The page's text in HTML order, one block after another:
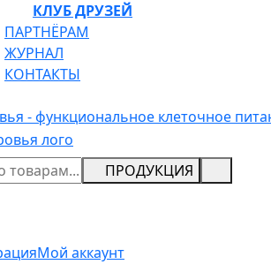
КЛУБ ДРУЗЕЙ
ПАРТНЁРАМ
ЖУРНАЛ
КОНТАКТЫ
- функциональное клеточное
ПРОДУКЦИЯ
Мой аккаунт